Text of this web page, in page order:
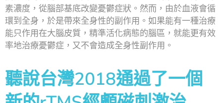
素濃度，從腦部基底改變憂鬱症狀。然而，由於血液會循
環到全身，於是帶來全身性的副作用。如果能有一種治療
能只作用在大腦皮質，精準活化病態的腦區，就能更有效
率地治療憂鬱症，又不會造成全身性副作用。
聽說台灣2018通過了一個